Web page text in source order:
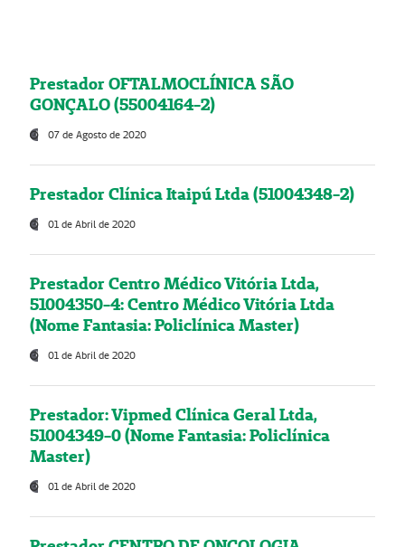
Prestador OFTALMOCLÍNICA SÃO
GONÇALO (55004164-2)
07 de Agosto de 2020
Prestador Clínica Itaipú Ltda (51004348-2)
01 de Abril de 2020
Prestador Centro Médico Vitória Ltda,
51004350-4: Centro Médico Vitória Ltda
(Nome Fantasia: Policlínica Master)
01 de Abril de 2020
Prestador: Vipmed Clínica Geral Ltda,
51004349-0 (Nome Fantasia: Policlínica
Master)
01 de Abril de 2020